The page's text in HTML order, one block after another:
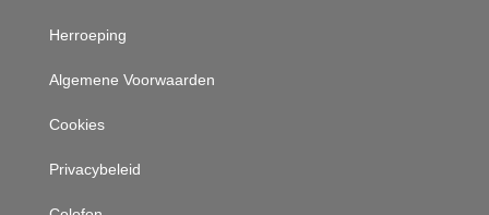
Herroeping
Algemene Voorwaarden
Cookies
Privacybeleid